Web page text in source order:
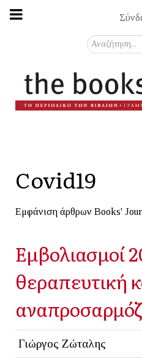
Αναζήτηση...
Covid19
Εμφάνιση άρθρων Books'
Εμβολιασμοί
θεραπευτική
Γιώργος Ζώταλης